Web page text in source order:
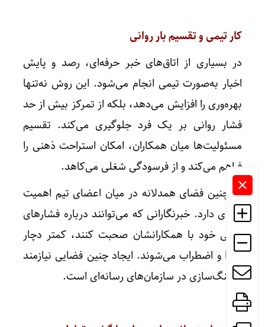
کار تیمی و تقسیم بار روانی
در بسیاری از اتاق‌های خبر حرفه‌ای، رصد و پایش
اخبار به‌صورت تیمی انجام می‌شود. این روش نه‌تنها
بهره‌وری را افزایش می‌دهد، بلکه از تمرکز بیش از حد
فشار روانی بر یک فرد جلوگیری می‌کند. تقسیم
مسئولیت‌ها میان همکاران، امکان استراحت ذهنی را
فراهم می‌کند و از فرسودگی شغلی می‌کاهد.
همچنین فضای همدلانه در میان اعضای تیم اهمیت
زیادی دارد. خبرنگارانی که می‌توانند درباره فشارهای
روانی خود با همکارانشان صحبت کنند، کمتر دچار
انزوا و اضطراب می‌شوند. ایجاد چنین فضایی نیازمند
فرهنگ‌سازی در سازمان‌های رسانه‌ای است.